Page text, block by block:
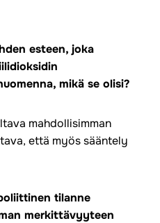
esteen, joka
mikä se olisi?
mahdollisimman
että myös sääntely
tilanne
merkittävyyteen